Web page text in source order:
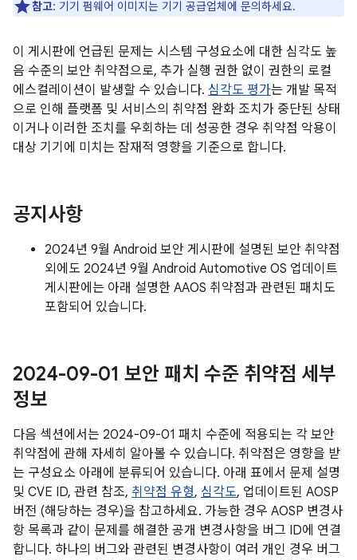
참고: 기기 펌웨어 이미지는 기기 공급업체에 문의하세요.
이 게시판에 언급된 문제는 시스템 구성요소에 대한 심각도 높
음 수준의 보안 취약점으로, 추가 실행 권한 없이 권한의 로컬
에스컬레이션이 발생할 수 있습니다. 심각도 평가는 개발 목적
으로 인해 플랫폼 및 서비스의 취약점 완화 조치가 중단된 상태
이거나 이러한 조치를 우회하는 데 성공한 경우 취약점 악용이
대상 기기에 미치는 잠재적 영향을 기준으로 합니다.
공지사항
2024년 9월 Android 보안 게시판에 설명된 보안 취약점
외에도 2024년 9월 Android Automotive OS 업데이트
게시판에는 아래 설명한 AAOS 취약점과 관련된 패치도
포함되어 있습니다.
2024-09-01 보안 패치 수준 취약점 세부
정보
다음 섹션에서는 2024-09-01 패치 수준에 적용되는 각 보안
취약점에 관해 자세히 알아볼 수 있습니다. 취약점은 영향을 받
는 구성요소 아래에 분류되어 있습니다. 아래 표에서 문제 설명
및 CVE ID, 관련 참조, 취약점 유형, 심각도, 업데이트된 AOSP
버전 (해당하는 경우)을 참고하세요. 가능한 경우 AOSP 변경사
항 목록과 같이 문제를 해결한 공개 변경사항을 버그 ID에 연결
합니다. 하나의 버그와 관련된 변경사항이 여러 개인 경우 버그